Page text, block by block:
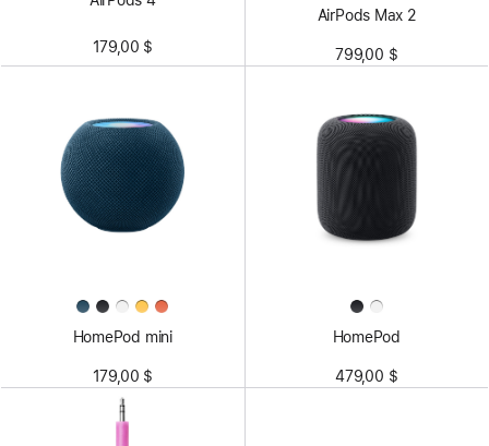
179,00 $
AirPods Max 2
799,00 $
HomePod mini
179,00 $
HomePod
479,00 $